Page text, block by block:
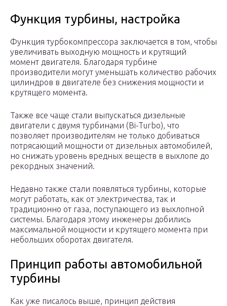
Функция турбины, настройка
Функция турбокомпрессора заключается в том, чтобы
увеличивать выходную мощность и крутящий
момент двигателя. Благодаря турбине
производители могут уменьшать количество рабочих
цилиндров в двигателе без снижения мощности и
крутящего момента.
Также все чаще стали выпускаться дизельные
двигатели с двумя турбинами (Bi-Turbo), что
позволяет производителям не только добиваться
потрясающий мощности от дизельных автомобилей,
но снижать уровень вредных веществ в выхлопе до
рекордных значений.
Недавно также стали появляться турбины, которые
могут работать, как от электричества, так и
традиционно от газа, поступающего из выхлопной
системы. Благодаря этому инженеры добились
максимальной мощности и крутящего момента при
небольших оборотах двигателя.
Принцип работы автомобильной
турбины
Как уже писалось выше, принцип действия